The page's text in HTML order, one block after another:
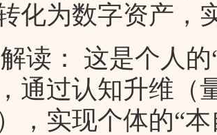
化为数字资产，
： 这是个人的
通过认知升维（
，实现个体的“